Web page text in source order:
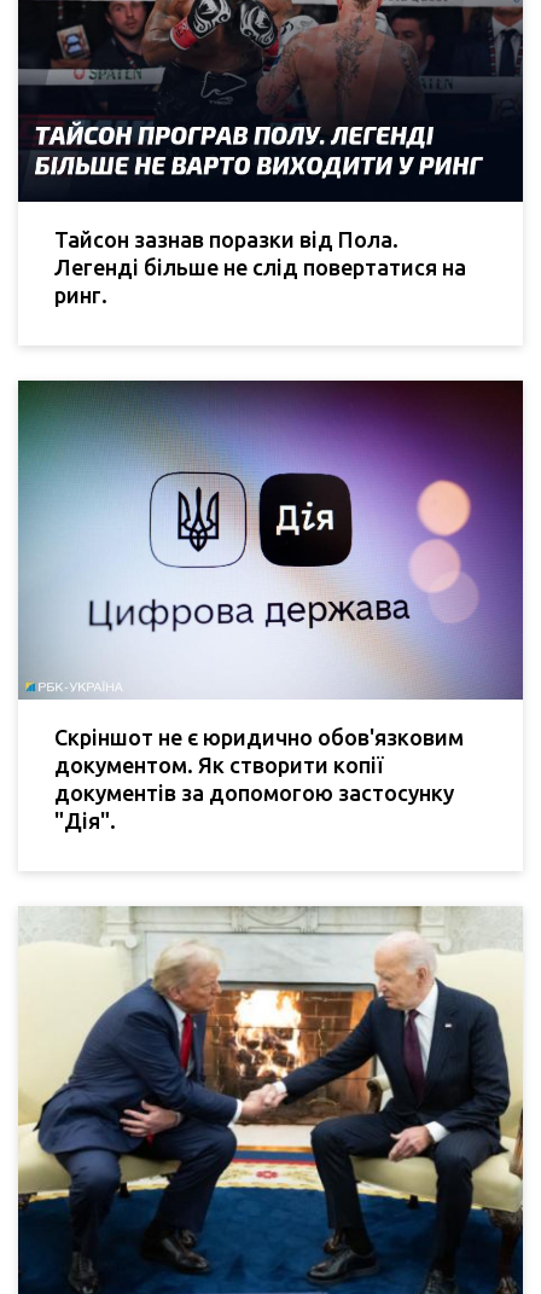
Тайсон зазнав поразки від Пола.
Легенді більше не слід повертатися на
ринг.
Скріншот не є юридично обов'язковим
документом. Як створити копії
документів за допомогою застосунку
"Дія".